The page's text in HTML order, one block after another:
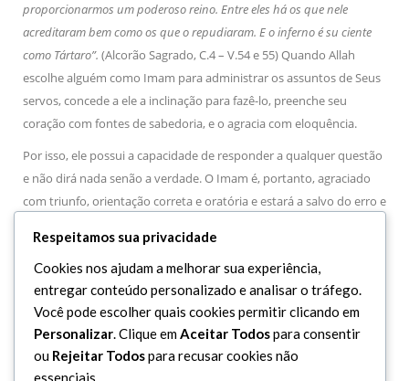
proporcionarmos um poderoso reino. Entre eles há os que nele
acreditaram bem como os que o repudiaram. E o inferno é su ciente
como Tártaro”. (Alcorão Sagrado, C.4 – V.54 e 55) Quando Allah
escolhe alguém como Imam para administrar os assuntos de Seus
servos, concede a ele a inclinação para fazê-lo, preenche seu
coração com fontes de sabedoria, e o agracia com eloquência.
Por isso, ele possui a capacidade de responder a qualquer questão
e não dirá nada senão a verdade. O Imam é, portanto, agraciado
com triunfo, orientação correta e oratória e estará a salvo do erro e
argumento contra as criaturas e uma testemunha sobre os servos
de Allah. Como podem os servos assegurar semelhantes
características para aquele que desejem escolher como imam com
base em suas opiniões?”
Respeitamos sua privacidade
Cookies nos ajudam a melhorar sua experiência,
entregar conteúdo personalizado e analisar o tráfego.
Você pode escolher quais cookies permitir clicando em
Personalizar. Clique emAceitar Todospara consentir
ou Rejeitar Todospara recusar cookies não
essenciais.